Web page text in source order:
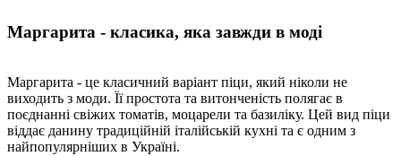
Маргарита - класика, яка завжди в моді
Маргарита - це класичний варіант піци, який ніколи не
виходить з моди. Її простота та витонченість полягає в
поєднанні свіжих томатів, моцарели та базиліку. Цей вид піци
віддає данину традиційній італійській кухні та є одним з
найпопулярніших в Україні.